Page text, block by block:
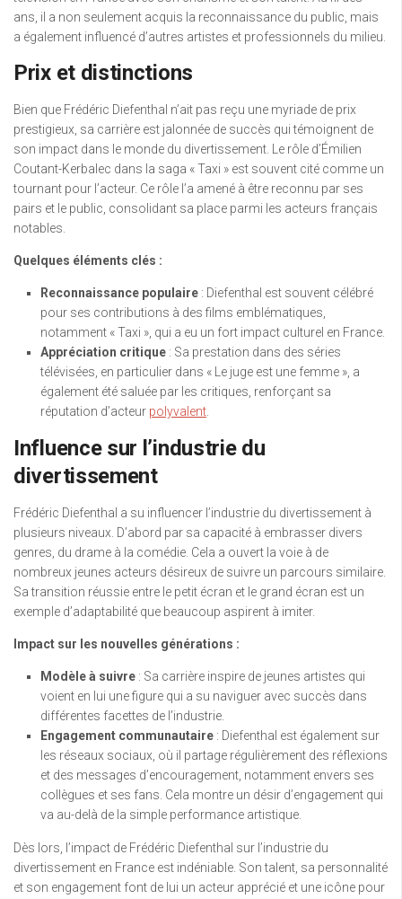
ans, il a non seulement acquis la reconnaissance du public, mais
a également influencé d’autres artistes et professionnels du milieu.
Prix et distinctions
Bien que Frédéric Diefenthal n’ait pas reçu une myriade de prix
prestigieux, sa carrière est jalonnée de succès qui témoignent de
son impact dans le monde du divertissement. Le rôle d’Émilien
Coutant-Kerbalec dans la saga « Taxi » est souvent cité comme un
tournant pour l’acteur. Ce rôle l’a amené à être reconnu par ses
pairs et le public, consolidant sa place parmi les acteurs français
notables.
Quelques éléments clés :
Reconnaissance populaire : Diefenthal est souvent célébré
pour ses contributions à des films emblématiques,
notamment « Taxi », qui a eu un fort impact culturel en France.
Appréciation critique : Sa prestation dans des séries
télévisées, en particulier dans « Le juge est une femme », a
également été saluée par les critiques, renforçant sa
réputation d’acteur polyvalent.
Influence sur l’industrie du
divertissement
Frédéric Diefenthal a su influencer l’industrie du divertissement à
plusieurs niveaux. D’abord par sa capacité à embrasser divers
genres, du drame à la comédie. Cela a ouvert la voie à de
nombreux jeunes acteurs désireux de suivre un parcours similaire.
Sa transition réussie entre le petit écran et le grand écran est un
exemple d’adaptabilité que beaucoup aspirent à imiter.
Impact sur les nouvelles générations :
Modèle à suivre : Sa carrière inspire de jeunes artistes qui
voient en lui une figure qui a su naviguer avec succès dans
différentes facettes de l’industrie.
Engagement communautaire : Diefenthal est également sur
les réseaux sociaux, où il partage régulièrement des réflexions
et des messages d’encouragement, notamment envers ses
collègues et ses fans. Cela montre un désir d’engagement qui
va au-delà de la simple performance artistique.
Dès lors, l’impact de Frédéric Diefenthal sur l’industrie du
divertissement en France est indéniable. Son talent, sa personnalité
et son engagement font de lui un acteur apprécié et une icône pour